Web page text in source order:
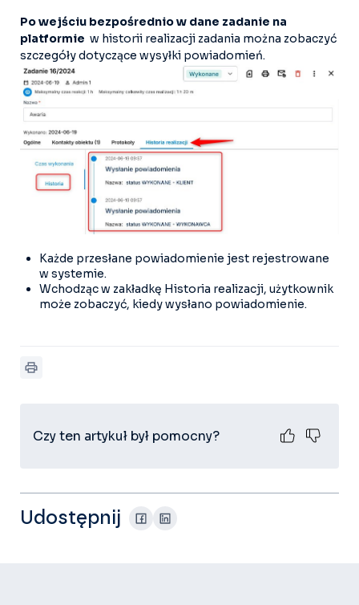
Po wejściu bezpośrednio w dane zadanie na
platformie w historii realizacji zadania można zobaczyć
szczegóły dotyczące wysyłki powiadomień.
Każde przesłane powiadomienie jest rejestrowane
w systemie.
Wchodząc w zakładkę Historia realizacji, użytkownik
może zobaczyć, kiedy wysłano powiadomienie.
Czy ten artykuł był pomocny?
Udostępnij